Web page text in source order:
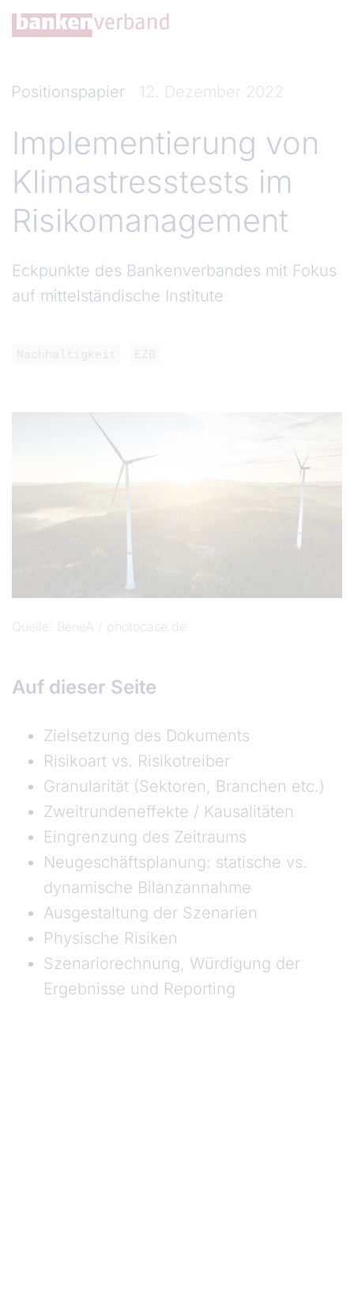
Direkt zum Inhalt
Positionspapier 12. Dezember 2022
Implementierung von
Klimastresstests im
Risikomanagement
Eckpunkte des Bankenverbandes mit Fokus
auf mittelständische Institute
Quelle BeneA / photocase.de
Auf dieser Seite
Zielsetzung des Dokuments
Risikoart vs. Risikotreiber
Granularität (Sektoren, Branchen etc.)
Zweitrundeneffekte / Kausalitäten
Eingrenzung des Zeitraums
Neugeschäftsplanung: statische vs.
dynamische Bilanzannahme
Ausgestaltung der Szenarien
Physische Risiken
Szenariorechnung, Würdigung der
Ergebnisse und Reporting